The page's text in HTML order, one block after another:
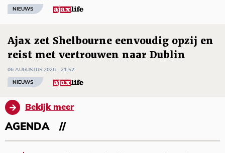
NIEUWS
Ajax zet Shelbourne eenvoudig opzij en
reist met vertrouwen naar Dublin
06 AUGUSTUS 2026 - 21:52
NIEUWS
Bekijk meer
AGENDA